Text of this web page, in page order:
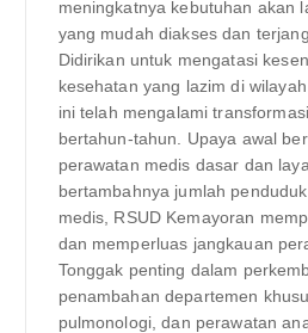
meningkatnya kebutuhan akan
yang mudah diakses dan
Didirikan untuk mengatasi
kesehatan yang lazim di
ini telah mengalami
bertahun-tahun. Upaya awal
perawatan medis dasar dan
bertambahnya jumlah
medis, RSUD Kemayoran
dan memperluas jangkauan
Tonggak penting dalam
penambahan departemen
pulmonologi, dan perawatan